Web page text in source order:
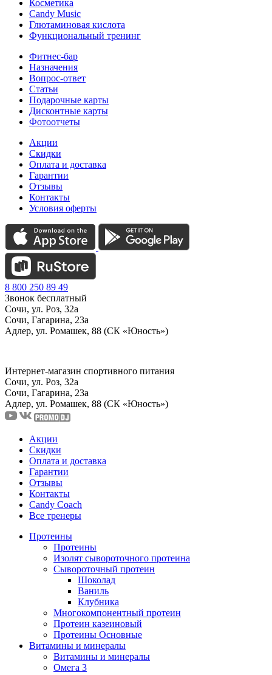
Косметика
Candy Music
Глютаминовая кислота
Функциональный тренинг
Фитнес-бар
Назначения
Вопрос-ответ
Статьи
Подарочные карты
Дисконтные карты
Фотоотчеты
Акции
Скидки
Оплата и доставка
Гарантии
Отзывы
Контакты
Условия оферты
8 800 250 89 49
Звонок бесплатный
Сочи, ул. Роз, 32а
Сочи, Гагарина, 23а
Адлер, ул. Ромашек, 88 (СК «Юность»)
Интернет-магазин спортивного питания
Сочи, ул. Роз, 32а
Сочи, Гагарина, 23а
Адлер, ул. Ромашек, 88 (СК «Юность»)
Акции
Скидки
Оплата и доставка
Гарантии
Отзывы
Контакты
Candy Coach
Все тренеры
Протеины
Протеины
Изолят сывороточного протеина
Сывороточный протеин
Шоколад
Ваниль
Клубника
Многокомпонентный протеин
Протеин казеиновый
Протеины Основные
Витамины и минералы
Витамины и минералы
Омега 3